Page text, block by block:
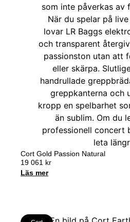
Cort Gold Passion Natural
19 061 kr
Läs mer